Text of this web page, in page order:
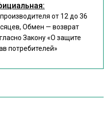
от 12 до 36
Обмен — возврат
Закону«О защите
потребителей»